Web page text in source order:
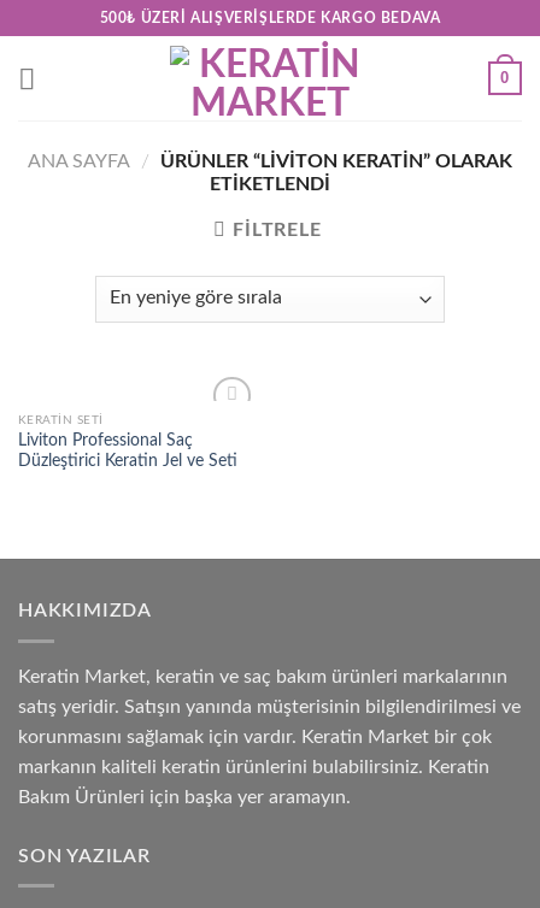
content
500₺ ÜZERI ALIŞVERIŞLERDE KARGO BEDAVA
0
ANA SAYFA /
ÜRÜNLER “LIVITON KERATIN” OLARAK
ETIKETLENDI
FILTRELE
KERATIN SETI
Liviton Professional Saç
Düzleştirici Keratin Jel ve Seti
HAKKIMIZDA
Keratin Market, keratin ve saç bakım ürünleri markalarının
satış yeridir. Satışın yanında müşterisinin bilgilendirilmesi ve
korunmasını sağlamak için vardır. Keratin Market bir çok
markanın kaliteli keratin ürünlerini bulabilirsiniz. Keratin
Bakım Ürünleri için başka yer aramayın.
SON YAZILAR